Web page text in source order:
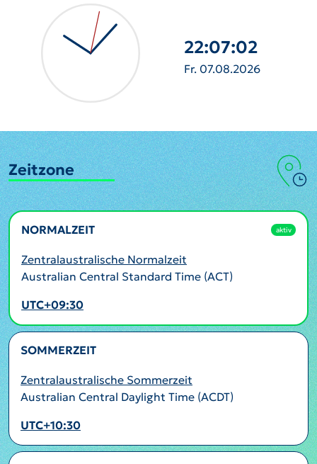
22:07:03
Fr. 07.08.2026
Zeitzone
NORMALZEIT aktiv
Zentralaustralische Normalzeit
Australian Central Standard Time (ACT)
UTC+09:30
SOMMERZEIT
Zentralaustralische Sommerzeit
Australian Central Daylight Time (ACDT)
UTC+10:30